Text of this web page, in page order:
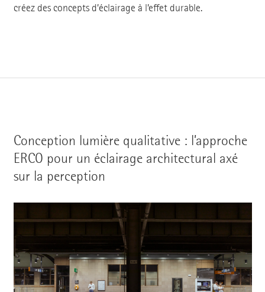
créez des concepts d’éclairage à l’effet durable.
Conception lumière qualitative : l’approche
ERCO pour un éclairage architectural axé
sur la perception